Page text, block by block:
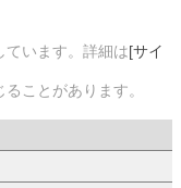
います。詳細は[サイ
ことがあります。